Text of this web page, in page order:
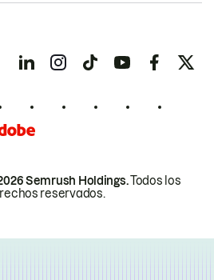
Semrush Holdings.Todos los
reservados.